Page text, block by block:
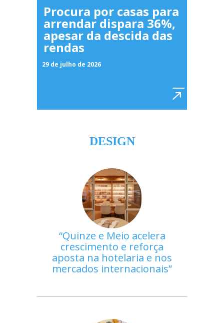
Procura por casas para
arrendar dispara 36%,
apesar da descida das
rendas
29 de julho de 2026
DESIGN
Quinze e Meio acelera
crescimento e reforça
aposta na hotelaria e nos
mercados internacionais